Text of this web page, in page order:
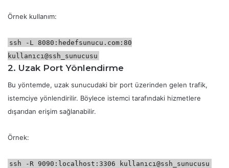
Örnek kullanım:
ssh -L 8080:hedefsunucu.com:80
kullanıcı@ssh_sunucusu
2. Uzak Port Yönlendirme
Bu yöntemde, uzak sunucudaki bir port üzerinden gelen trafik,
istemciye yönlendirilir. Böylece istemci tarafındaki hizmetlere
dışarıdan erişim sağlanabilir.
Örnek:
ssh -R 9090:localhost:3306 kullanıcı@ssh_sunucusu